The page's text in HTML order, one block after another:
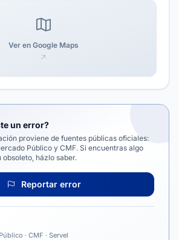
Ver en Google Maps
un error?
proviene de fuentes públicas oficiales:
Público y CMF. Si encuentras algo
házlo saber.
Reportar error
· CMF · Servel